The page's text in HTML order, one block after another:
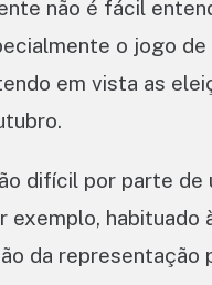
não é fácil
o jogo
em vista as
difícil por parte de
exemplo, habituado
da representação